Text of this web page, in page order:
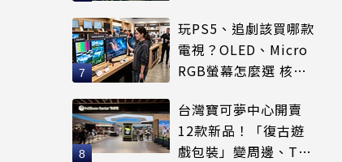
玩PS5、追劇該買哪款
電視？OLED、Micro
RGB螢幕怎麼選 核心
台灣寶可夢中心開賣
12款新品！「復古遊
戲包裝」變周邊、T恤